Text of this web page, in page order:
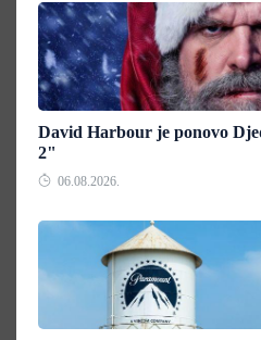
David Harbour je ponovo
2"
06.08.2026.